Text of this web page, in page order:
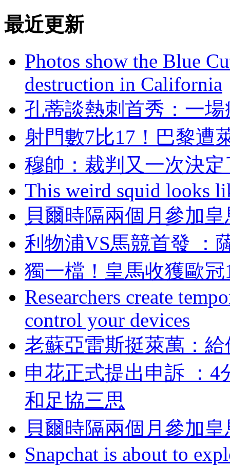
最近更新
Photos show the Blue
destruction in California
孔蒂談熱刺首秀：
射門數7比17 ！巴黎
穆帥：裁判又一次
This weird squid looks
貝爾時隔兩個月參加
利物浦VS馬競首發
獨一檔！皇馬收獲
Researchers create
control your devices
老蘇亞雷斯挺萊萬
申花正式提出申訴
和足協三思
貝爾時隔兩個月參加
Snapchat is about to